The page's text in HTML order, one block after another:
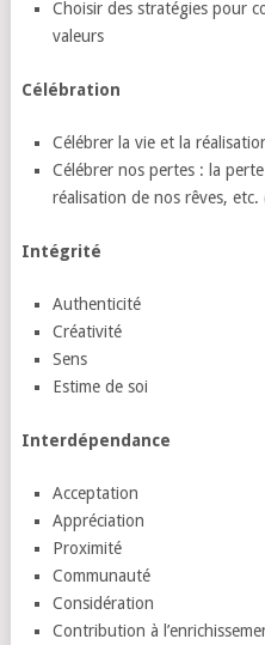
Choisir des stratégies pour
valeurs
Célébration
Célébrer la vie et la
Célébrer nos pertes : la
réalisation de nos rêves, etc.
Intégrité
Authenticité
Créativité
Sens
Estime de soi
Interdépendance
Acceptation
Appréciation
Proximité
Communauté
Considération
Contribution à